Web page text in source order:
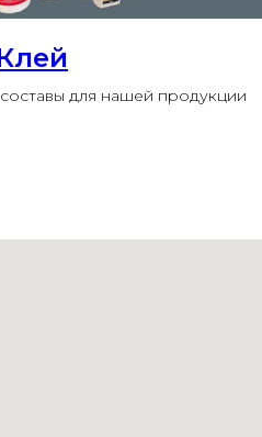
для нашей продукции